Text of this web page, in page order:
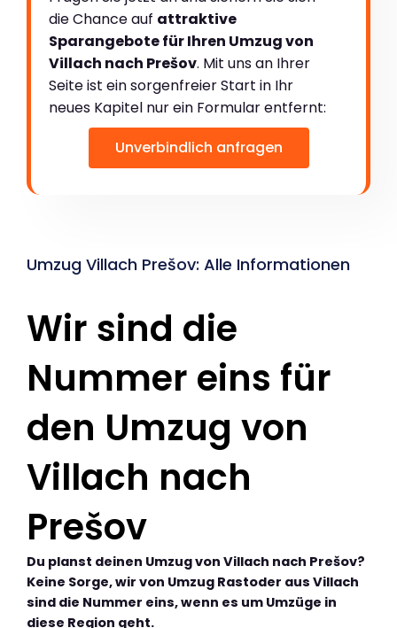
die Chance auf attraktive
Sparangebote für Ihren Umzug von
Villach nach Prešov. Mit uns an Ihrer
Seite ist ein sorgenfreier Start in Ihr
neues Kapitel nur ein Formular entfernt:
Unverbindlich anfragen
Umzug Villach Prešov: Alle Informationen
Wir sind die
Nummer eins für
den Umzug von
Villach nach
Prešov
Du planst deinen Umzug von Villach nach Prešov?
Keine Sorge, wir von Umzug Rastoder aus Villach
sind die Nummer eins, wenn es um Umzüge in
diese Region geht.